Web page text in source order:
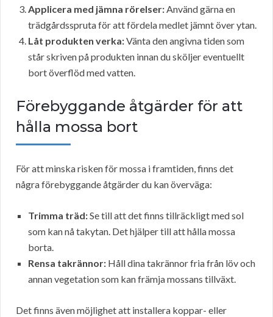
Applicera med jämna rörelser:Använd gärna en
trädgårdsspruta för att fördela medlet jämnt över ytan.
Låt produkten verka:Vänta den angivna tiden som
står skriven på produkten innan du sköljer eventuellt
bort överflöd med vatten.
Förebyggande åtgärder för att
hålla mossa bort
För att minska risken för mossa i framtiden, finns det
några förebyggande åtgärder du kan överväga:
Trimma träd:Se till att det finns tillräckligt med sol
som kan nå takytan. Det hjälper till att hålla mossa
borta.
Rensa takrännor: Håll dina takrännor fria från löv och
annan vegetation som kan främja mossans tillväxt.
Det finns även möjlighet att installera koppar- eller